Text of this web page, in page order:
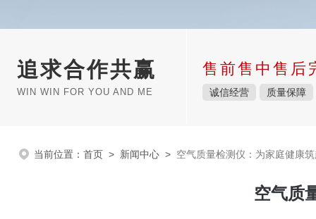
追求合作共赢
WIN WIN FOR YOU AND ME
售前售中售后
诚信经营 质量保障
当前位置： 首页 > 新闻中心 > 空气质量检测仪：为家庭健康
空气质